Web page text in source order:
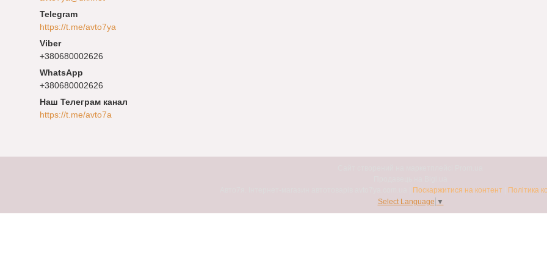
https://t.me/avto7ya
+380680002626
+380680002626
Наш Телеграм канал
https://t.me/avto7a
Поскаржитися на контент
Політика
Select Language ▼